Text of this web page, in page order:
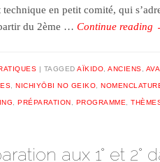
technique en petit comité, qui
du 2ème …Continue reading
TAGGEDAÏKIDO ,ANCIENS
,NICHIYŌBI NO GEIKO ,
,PRÉPARATION PROGRAMME ,
aux 1° et 2°